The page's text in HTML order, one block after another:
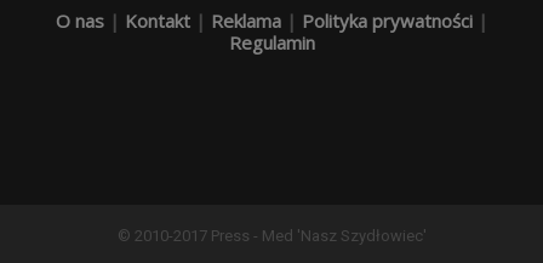
O nas| Kontakt| Reklama| Polityka prywatności|
Regulamin
© 2010-2017 Press - Med 'Nasz Szydłowiec'